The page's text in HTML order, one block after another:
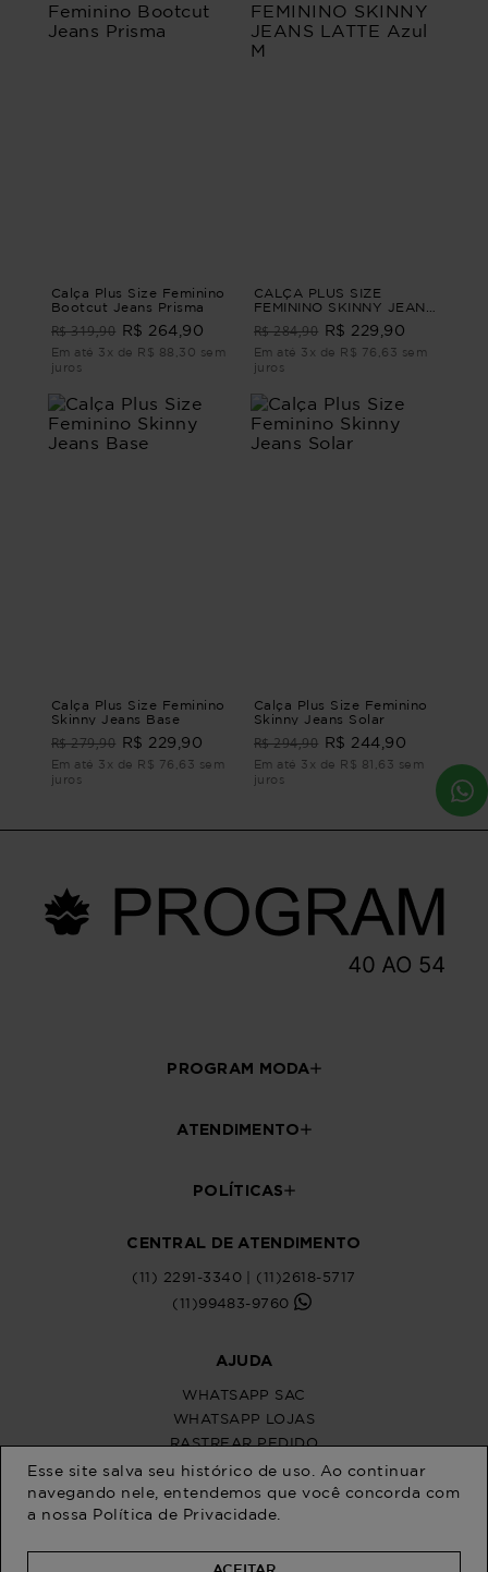
Calça Plus Size Feminino
Bootcut Jeans Prisma
R$ 319,90 R$ 264,90
Em até 3x de R$ 88,30 sem
juros
CALÇA PLUS SIZE
FEMININO SKINNY JEANS
LATTE Azul M
R$ 284,90 R$ 229,90
Em até 3x de R$ 76,63 sem
juros
Calça Plus Size Feminino
Skinny Jeans Base
R$ 279,90 R$ 229,90
Em até 3x de R$ 76,63 sem
juros
Calça Plus Size Feminino
Skinny Jeans Solar
R$ 294,90 R$ 244,90
Em até 3x de R$ 81,63 sem
juros
Esse site salva seu histórico de uso. Ao continuar
navegando nele, entendemos que você concorda com
a nossa Política de Privacidade
ACEITAR